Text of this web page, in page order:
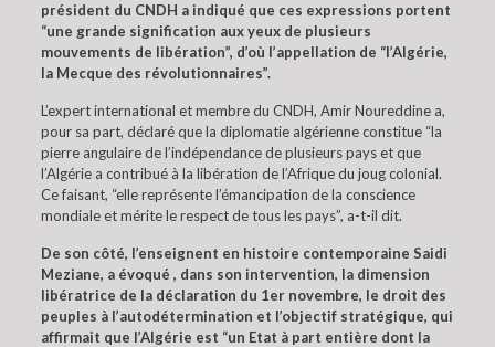
président du CNDH a indiqué que ces expressions portent
“une grande signification aux yeux de plusieurs
mouvements de libération”, d’où l’appellation de “l’Algérie,
la Mecque des révolutionnaires”.
L’expert international et membre du CNDH, Amir Noureddine a,
pour sa part, déclaré que la diplomatie algérienne constitue “la
pierre angulaire de l’indépendance de plusieurs pays et que
l’Algérie a contribué à la libération de l’Afrique du joug colonial.
Ce faisant, “elle représente l’émancipation de la conscience
mondiale et mérite le respect de tous les pays”, a-t-il dit.
De son côté, l’enseignent en histoire contemporaine Saidi
Meziane, a évoqué , dans son intervention, la dimension
libératrice de la déclaration du 1er novembre, le droit des
peuples à l’autodétermination et l’objectif stratégique, qui
affirmait que l’Algérie est “un Etat à part entière dont la